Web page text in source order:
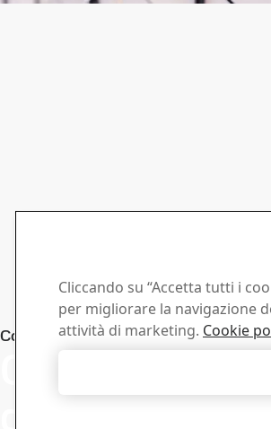
Contatto Armox
Cliccando su “Accetta tutti i
per migliorare la navigazione
attività di marketing. Cookie